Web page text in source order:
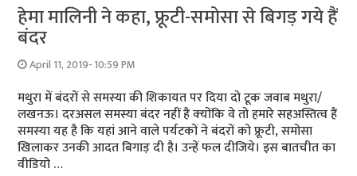
हेमा मालिनी ने कहा, फ्रूटी-समोसा से बिगड़ गये हैं
बंदर
April 11, 2019- 10:59 PM
मथुरा में बंदरों से समस्‍या की शिकायत पर दिया दो टूक जवाब मथुरा/
लखनऊ। दरअसल समस्‍या बंदर नहीं हैं क्‍योंकि वे तो हमारे सहअस्तित्‍व हैं
समस्‍या यह है कि यहां आने वाले पर्यटकों ने बंदरों को फ्रूटी, समोसा
खिलाकर उनकी आदत बिगाड़ दी है। उन्‍हें फल दीजिये। इस बातचीत का
वीडियो …